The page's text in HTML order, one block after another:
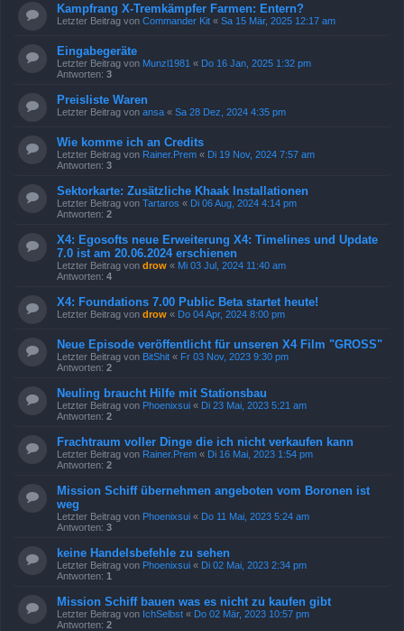
Kampfrang X-Tremkämpfer Farmen: Entern?
Letzter Beitrag von Commander Kit « Sa 15 Mär, 2025 12:17 am
Eingabegeräte
Letzter Beitrag von Munzl1981 « Do 16 Jan, 2025 1:32 pm
Antworten: 3
Preisliste Waren
Letzter Beitrag von ansa « Sa 28 Dez, 2024 4:35 pm
Wie komme ich an Credits
Letzter Beitrag von Rainer.Prem « Di 19 Nov, 2024 7:57 am
Antworten: 3
Sektorkarte: Zusätzliche Khaak Installationen
Letzter Beitrag von Tartaros « Di 06 Aug, 2024 4:14 pm
Antworten: 2
X4: Egosofts neue Erweiterung X4: Timelines und Update
7.0 ist am 20.06.2024 erschienen
Letzter Beitrag von drow « Mi 03 Jul, 2024 11:40 am
Antworten: 4
X4: Foundations 7.00 Public Beta startet heute!
Letzter Beitrag von drow « Do 04 Apr, 2024 8:00 pm
Neue Episode veröffentlicht für unseren X4 Film "GROSS"
Letzter Beitrag von BitShit « Fr 03 Nov, 2023 9:30 pm
Antworten: 2
Neuling braucht Hilfe mit Stationsbau
Letzter Beitrag von Phoenixsui « Di 23 Mai, 2023 5:21 am
Antworten: 2
Frachtraum voller Dinge die ich nicht verkaufen kann
Letzter Beitrag von Rainer.Prem « Di 16 Mai, 2023 1:54 pm
Antworten: 2
Mission Schiff übernehmen angeboten vom Boronen ist
weg
Letzter Beitrag von Phoenixsui « Do 11 Mai, 2023 5:24 am
Antworten: 3
keine Handelsbefehle zu sehen
Letzter Beitrag von Phoenixsui « Di 02 Mai, 2023 2:34 pm
Antworten: 1
Mission Schiff bauen was es nicht zu kaufen gibt
Letzter Beitrag von IchSelbst « Do 02 Mär, 2023 10:57 pm
Antworten: 2